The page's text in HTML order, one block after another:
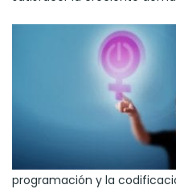
programación y la